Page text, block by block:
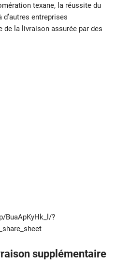
texane, la réussite du
entreprises
la livraison assurée par des
BuaApKyHk_l/?
supplémentaire